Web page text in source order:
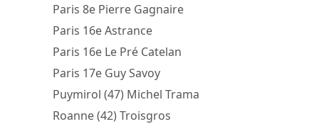
Paris 8e Pierre Gagnaire
Paris 16e Astrance
Paris 16e Le Pré Catelan
Paris 17e Guy Savoy
Puymirol (47) Michel Trama
Roanne (42) Troisgros